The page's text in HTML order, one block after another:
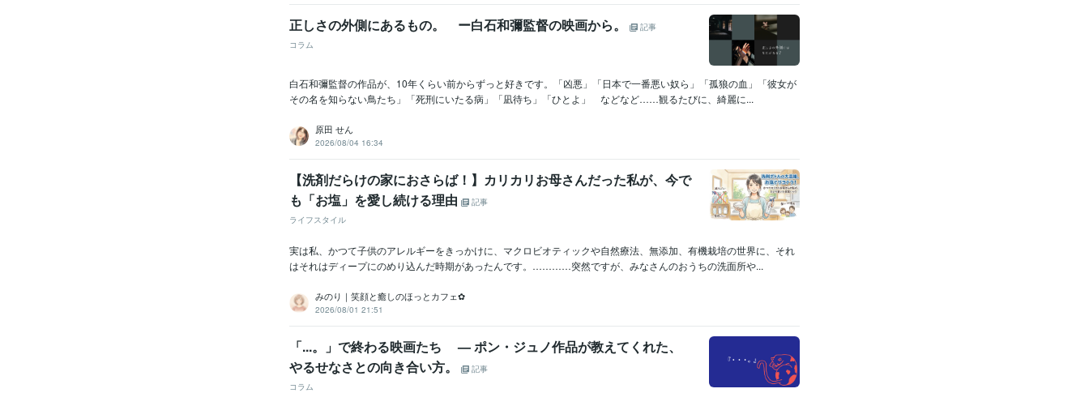
正しさの外側にあるもの。 ー白石和彌監督の映画から。
記事
コラム
白石和彌監督の作品が、10年くらい前からずっと好きです。「凶悪」「日本で一番悪い奴ら」「孤狼の血」「彼女が
その名を知らない鳥たち」「死刑にいたる病」「凪待ち」「ひとよ」 などなど……観るたびに、綺麗に...
原田 せん
2026/08/04 16:34
【洗剤だらけの家におさらば！】カリカリお母さんだった私が、今で
も「お塩」を愛し続ける理由
記事
ライフスタイル
実は私、かつて子供のアレルギーをきっかけに、マクロビオティックや自然療法、無添加、有機栽培の世界に、それ
はそれはディープにのめり込んだ時期があったんです。…………突然ですが、みなさんのおうちの洗面所や...
みのり｜笑顔と癒しのほっとカフェ✿
2026/08/01 21:51
「...。」で終わる映画たち — ポン・ジュノ作品が教えてくれた、
やるせなさとの向き合い方。
記事
コラム